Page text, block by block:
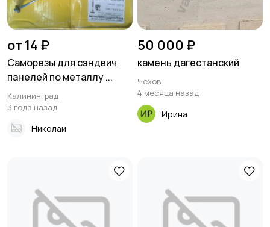
от 14 ₽
Саморезы для сэндвич
панелей по металлу ...
Калининград
3 года назад
Николай
50 000 ₽
камень дагестанский
Чехов
4 месяца назад
Ирина